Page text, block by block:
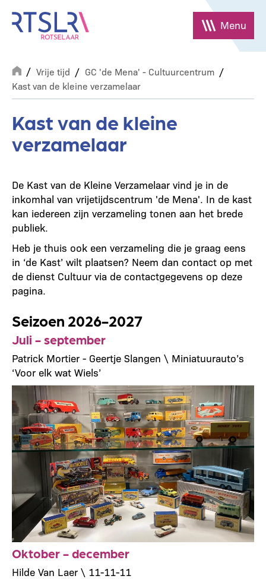
naar
inhoud
gaan
Menu
Breadcrumb
Vrije tijd
GC 'de Mena' - Cultuurcentrum
Kast van de kleine verzamelaar
Kast van de kleine
verzamelaar
De Kast van de Kleine Verzamelaar vind je in de
inkomhal van vrijetijdscentrum 'de Mena'. In de kast
kan iedereen zijn verzameling tonen aan het brede
publiek.
Heb je thuis ook een verzameling die je graag eens
in ‘de Kast’ wilt plaatsen? Neem dan contact op met
de dienst Cultuur via de contactgegevens op deze
pagina.
Seizoen 2026-2027
Juli - september
Patrick Mortier - Geertje Slangen \ Miniatuurauto’s
‘Voor elk wat Wiels’
Oktober - december
Hilde Van Laer \ 11-11-11